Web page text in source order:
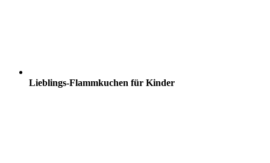
Lieblings-Flammkuchen für Kinder